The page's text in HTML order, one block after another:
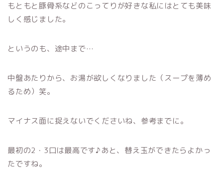
もともと豚骨系などのこってりが好きな私にはとても美味
しく感じました。
というのも、途中まで…
中盤あたりから、お湯が欲しくなりました（スープを薄め
るため）笑。
マイナス面に捉えないでくださいね、参考までに。
最初の2・3口は最高です♪あと、替え玉ができたらよかっ
たですね。